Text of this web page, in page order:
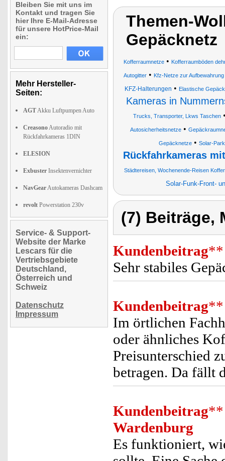
Bleiben Sie mit uns im
Kontakt und tragen Sie
hier Ihre E-Mail-Adresse
für unsere HotPrice-Mail
ein:
Mehr Hersteller-
Seiten:
AGTAkku Luftpumpen Auto
CreasonoAutoradio mit
Rückfahrkameras 1DIN
ELESION
Exbuster Insektenvernichter
NavGearAutokameras Dashcam
revolt Powerstation 230v
Service- & Support-
Website der Marke
Lescars für die
Vertriebsgebiete
Deutschland,
Österreich und
Schweiz
Datenschutz
Impressum
Themen-
Gepäcknetz
Kofferraumnetze • Kofferraumböden
Autogitter• Kfz-Netze zur
KFZ-Halterungen • Elastische
Kameras in
Trucks, Transporter, Lkws Taschen
Autosicherheitsnetze•
Gepäcknetze• Solar-
Rückfahrkameras
Städtereisen, Wochenende-Reisen
Solar-Funk-Front-
(7) Beiträge,
Kundenbeitrag**
Sehr stabiles
Kundenbeitrag**
Im örtlichen
oder ähnliches
Preisunterschied
betragen. Da fällt
Kundenbeitrag**
Wardenburg
Es funktioniert,